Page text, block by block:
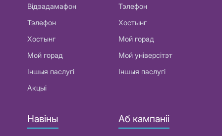
Відэадамафон
Тэлефон
Хостынг
Мой горад
Іншыя паслугі
Акцыі
Тэлефон
Хостынг
Мой горад
Мой універсітэт
Іншыя паслугі
Навіны Аб кампаніі